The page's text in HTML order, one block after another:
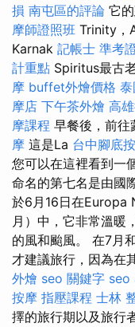
損 南屯區的評論 它
摩師證照班 Trinity，
Karnak 記帳士 準考
計重點 Spiritus最古
摩 buffet外燴價格
摩店 下午茶外燴 高
摩課程 早餐後，前往
摩 這是La 台中腳底
您可以在這裡看到一
命名的第七名是由國
於6月16日在Europa
月）中，它非常溫暖
的風和颱風。 在7月
才建議旅行，因為在
外燴 seo 關鍵字 seo
按摩 指壓課程 士林
擇的旅行期以及旅行